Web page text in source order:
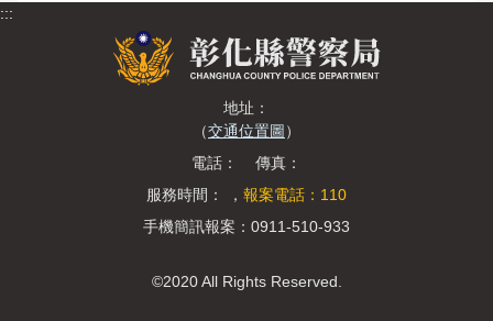
:::
地址：
（交通位置圖 ）
電話： 傳真：
服務時間： ， 報案電話：110
手機簡訊報案：0911-510-933
©2020 All Rights Reserved.